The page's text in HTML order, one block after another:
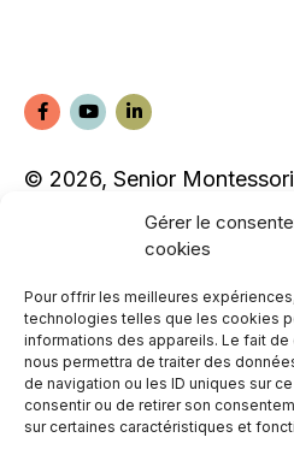
Gérer le
cookies
Pour offrir les meilleures
technologies telles que les cookies
informations des appareils. Le fait
nous permettra de traiter des
de navigation ou les ID uniques sur
consentir ou de retirer son
sur certaines caractéristiques et
© 2026, Senior
confidentialité, Cookies